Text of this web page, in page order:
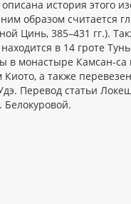
история этого
образом считается
Цинь, 385–431 гг.).
в 14 гроте
в монастыре Камсан-са
а также
Перевод статьи